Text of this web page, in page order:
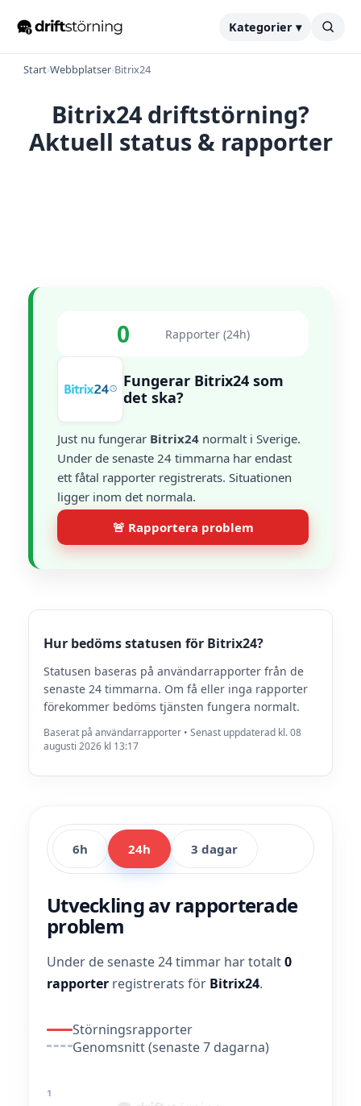
Kategorier ▾
Start›Webbplatser›Bitrix24
Bitrix24 driftstörning?
Aktuell status & rapporter
0 Rapporter (24h)
Fungerar Bitrix24 som
det ska?
Just nu fungerar Bitrix24 normalt i Sverige.
Under de senaste 24 timmarna har endast
ett fåtal rapporter registrerats. Situationen
ligger inom det normala.
🚨 Rapportera problem
Hur bedöms statusen för Bitrix24?
Statusen baseras på användarrapporter från de
senaste 24 timmarna. Om få eller inga rapporter
förekommer bedöms tjänsten fungera normalt.
Baserat på användarrapporter • Senast uppdaterad kl. 08
augusti 2026 kl 13:17
6h 24h 3 dagar
Utveckling av rapporterade
problem
Under de senaste 24 timmar har totalt0
rapporter registrerats för Bitrix24.
Störningsrapporter
Genomsnitt (senaste 7 dagarna)
1